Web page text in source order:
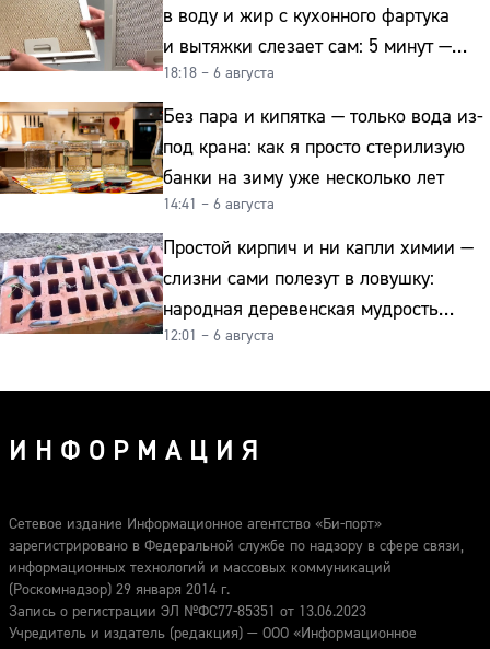
в воду и жир с кухонного фартука
и вытяжки слезает сам: 5 минут —
и сверкает как новая
18:18 – 6 августа
Без пара и кипятка — только вода из-
под крана: как я просто стерилизую
банки на зиму уже несколько лет
14:41 – 6 августа
Простой кирпич и ни капли химии —
слизни сами полезут в ловушку:
народная деревенская мудрость
реально работает
12:01 – 6 августа
ИНФОРМАЦИЯ
Сетевое издание Информационное агентство «Би-порт»
зарегистрировано в Федеральной службе по надзору в сфере связи,
информационных технологий и массовых коммуникаций
(Роскомнадзор) 29 января 2014 г.
Запись о регистрации ЭЛ №ФС77-85351 от 13.06.2023
Учредитель и издатель (редакция) — ООО «Информационное